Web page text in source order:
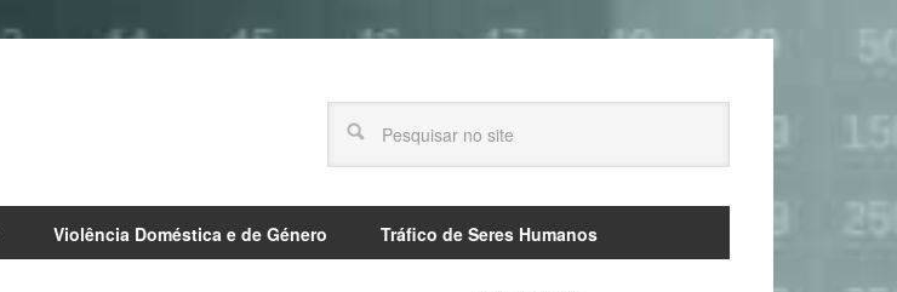
Violência Doméstica e de Género Tráfico de Seres Humanos